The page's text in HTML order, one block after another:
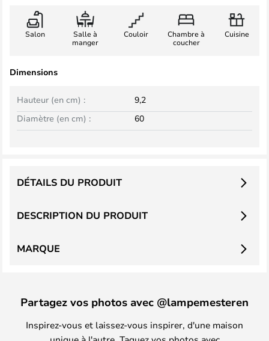
Salon
Salle à
manger
Couloir
Chambre à
coucher
Cuisine
Dimensions
Hauteur (en cm) :
9,2
Diamètre (en cm) :
60
DESCRIPTION DU PRODUIT
DÉTAILS DU PRODUIT
MARQUE
Partagez vos photos avec @lampemesteren
Inspirez-vous et laissez-vous inspirer, d'une maison